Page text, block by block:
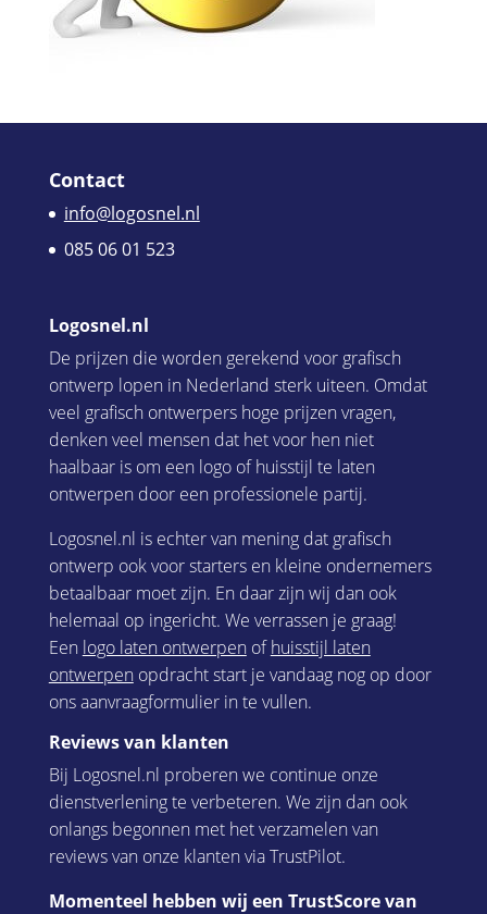
Contact
info@logosnel.nl
085 06 01 523
Logosnel.nl
De prijzen die worden gerekend voor grafisch
ontwerp lopen in Nederland sterk uiteen. Omdat
veel grafisch ontwerpers hoge prijzen vragen,
denken veel mensen dat het voor hen niet
haalbaar is om een logo of huisstijl te laten
ontwerpen door een professionele partij.
Logosnel.nl is echter van mening dat grafisch
ontwerp ook voor starters en kleine ondernemers
betaalbaar moet zijn. En daar zijn wij dan ook
helemaal op ingericht. We verrassen je graag!
Een logo laten ontwerpenofhuisstijl laten
ontwerpenopdracht start je vandaag nog op door
ons aanvraagformulier in te vullen.
Reviews van klanten
Bij Logosnel.nl proberen we continue onze
dienstverlening te verbeteren. We zijn dan ook
onlangs begonnen met het verzamelen van
reviews van onze klanten via TrustPilot.
Momenteel hebben wij een TrustScore van